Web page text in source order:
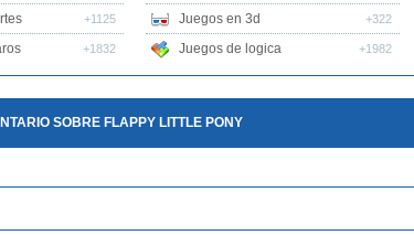
+1125
+1832
Juegos en 3d +322
Juegos de logica +1982
SOBRE FLAPPY LITTLE PONY